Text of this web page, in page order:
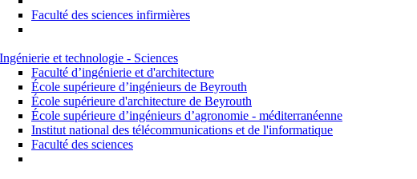
Faculté des sciences infirmières
Ingénierie et technologie - Sciences
Faculté d’ingénierie et d'architecture
École supérieure d’ingénieurs de Beyrouth
École supérieure d'architecture de Beyrouth
École supérieure d’ingénieurs d’agronomie - méditerranéenne
Institut national des télécommunications et de l'informatique
Faculté des sciences